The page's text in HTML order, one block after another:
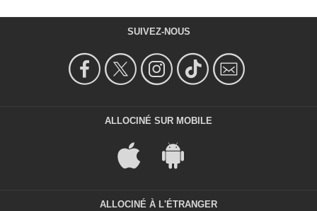
SUIVEZ-NOUS
ALLOCINÉ SUR MOBILE
ALLOCINÉ À L'ÉTRANGER